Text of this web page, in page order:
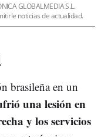
GLOBALMEDIA S.L.
noticias de actualidad.
brasileña en un
una lesión en
y los servicios